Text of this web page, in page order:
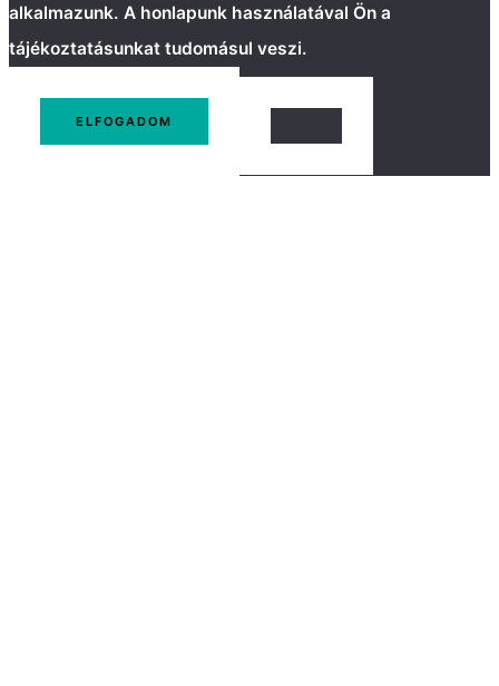
alkalmazunk. A honlapunk használatával Ön a
tájékoztatásunkat tudomásul veszi.
ELFOGADOM